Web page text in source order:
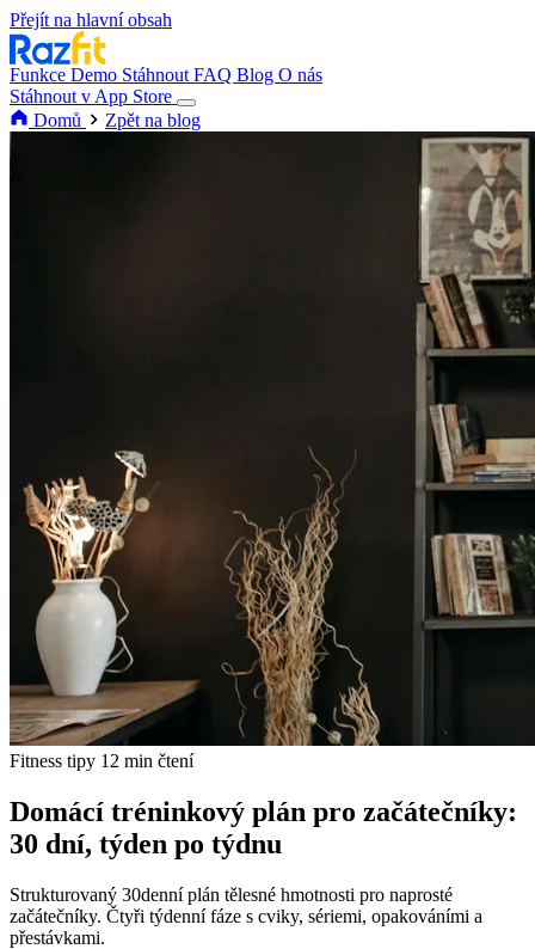
Přejít na hlavní obsah
Funkce Demo Stáhnout FAQ Blog O nás
Stáhnout v App Store
Domů
Zpět na blog
Fitness tipy 12 min čtení
Domácí tréninkový plán pro začátečníky:
30 dní, týden po týdnu
Strukturovaný 30denní plán tělesné hmotnosti pro naprosté
začátečníky. Čtyři týdenní fáze s cviky, sériemi, opakováními a
přestávkami.